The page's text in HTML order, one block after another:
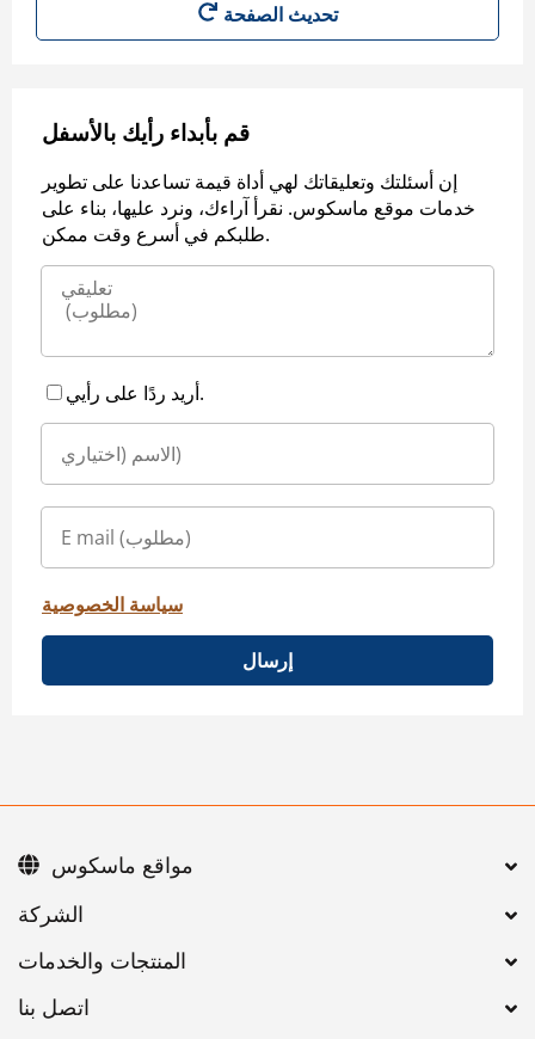
تحديث الصفحة
قم بأبداء رأيك بالأسفل
إن أسئلتك وتعليقاتك لهي أداة قيمة تساعدنا على تطوير
خدمات موقع ماسكوس. نقرأ آراءك، ونرد عليها، بناء على
طلبكم في أسرع وقت ممكن.
أريد ردًا على رأيي.
سياسة الخصوصية
إرسال
اتصل بنا
مواقع ماسكوس